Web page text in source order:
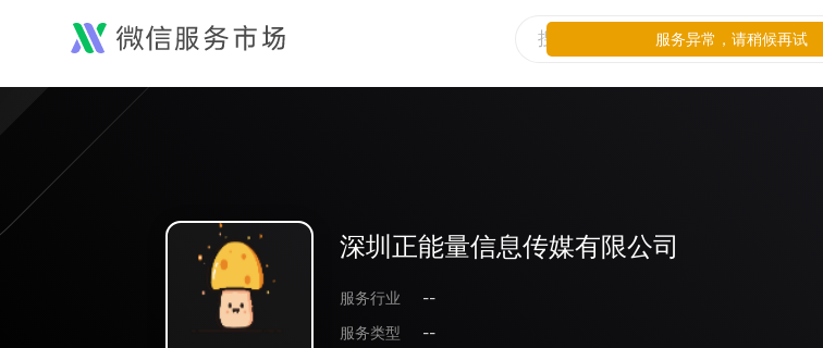
深圳正能量信息传媒有限公司
服务行业
--
服务类型
--
服务异常，请稍候再试